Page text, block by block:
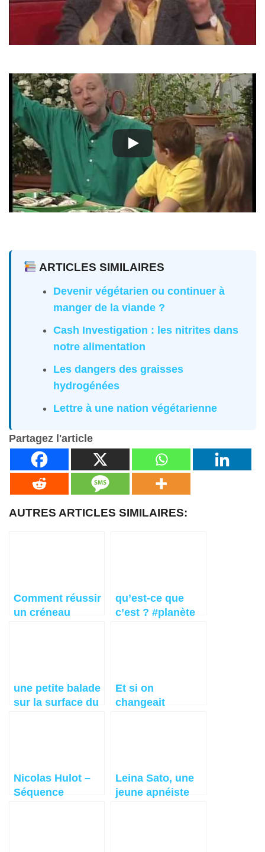
ARTICLES SIMILAIRES
Devenir végétarien ou continuer à
manger de la viande ?
Cash Investigation : les nitrites dans
notre alimentation
Les dangers des graisses
hydrogénées
Lettre à une nation végétarienne
Partagez l'article
AUTRES ARTICLES SIMILAIRES:
Comment réussir
un créneau
qu’est-ce que
c’est ? #planète
une petite balade
sur la surface du
Et si on
changeait
Nicolas Hulot –
Séquence
Leina Sato, une
jeune apnéiste